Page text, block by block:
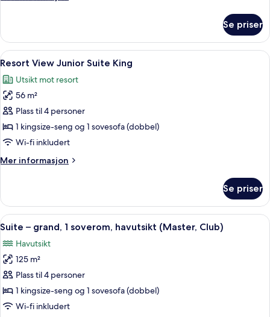
Double
View
Junior
Suite
Se priser
Åpne
alle
bildene
av
Resort
View
Junior
King
Sengetøy av topp kvalitet, dundyner
5
Resort View Junior Suite King
Utsikt mot resort
56 m²
Plass til 4 personer
1 kingsize-seng og 1 sovesofa (dobbel)
Wi-fi inkludert
Mer informasjon
Mer
View
Junior
Suite
Se priser
Åpne
alle
bildene
av
Suite
–
grand,
Sengetøy av topp kvalitet, dundyner
9
Suite – grand, 1 soverom, havutsikt (Master, Club)
Havutsikt
125 m²
Plass til 4 personer
1 kingsize-seng og 1 sovesofa (dobbel)
Wi-fi inkludert